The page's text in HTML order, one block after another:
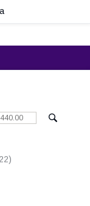
22